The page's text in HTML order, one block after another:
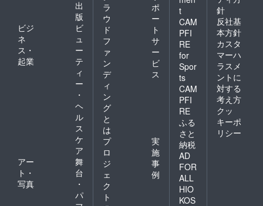
出
版
ビジ
ネ
ス・
起業
ビ
ュ
ー
テ
ィ
ー
・
ヘ
ル
ス
ケ
ア
アー
ト・
写真
舞
台
・
パ
ラ
ウ
ド
フ
ァ
ン
デ
ィ
ン
グ
と
は
ポ
ー
ト
サ
ー
ビ
ス
プ
ロ
ジ
ェ
ク
ト
実
施
事
例
t
CAM
PFI
RE
for
Spor
ts
CAM
PFI
RE
ふる
さと
納税
AD
FOR
ALL
HIO
KOS
針
反社基
本方針
カスタ
マーハ
ラスメ
ントに
対する
考え方
クッ
キーポ
リシー